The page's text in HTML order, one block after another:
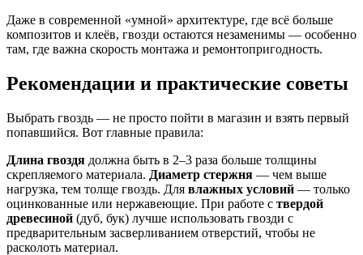
Даже в современной «умной» архитектуре, где всё больше
композитов и клеёв, гвозди остаются незаменимы — особенно
там, где важна скорость монтажа и ремонтопригодность.
Рекомендации и практические советы
Выбрать гвоздь — не просто пойти в магазин и взять первый
попавшийся. Вот главные правила:
Длина гвоздя должна быть в 2–3 раза больше толщины
скрепляемого материала. Диаметр стержня — чем выше
нагрузка, тем толще гвоздь. Для влажных условий — только
оцинкованные или нержавеющие. При работе с твердой
древесиной (дуб, бук) лучше использовать гвозди с
предварительным засверливанием отверстий, чтобы не
расколоть материал.